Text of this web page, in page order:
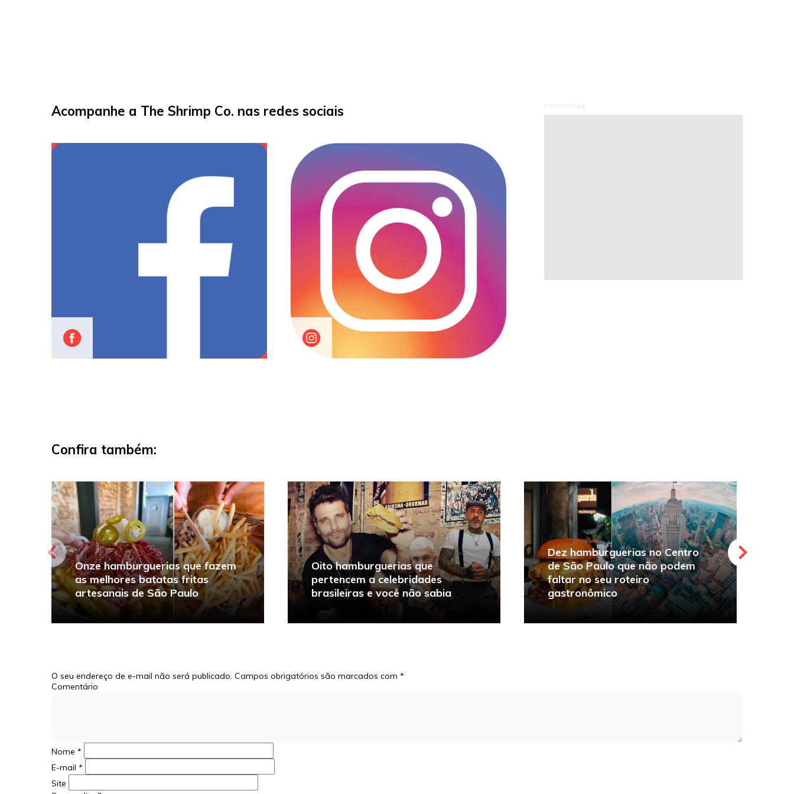
Acompanhe a The Shrimp Co. nas redes sociais PUBLICIDADE
Confira também:
Onze hamburguerias que fazem
as melhores batatas fritas
artesanais de São Paulo
Oito hamburguerias que
pertencem a celebridades
brasileiras e você não sabia
Dez hamburguerias no Centro
de São Paulo que não podem
faltar no seu roteiro
gastronômico
O seu endereço de e-mail não será publicado. Campos obrigatórios são marcados com *
Comentário
Nome *
E-mail *
Site